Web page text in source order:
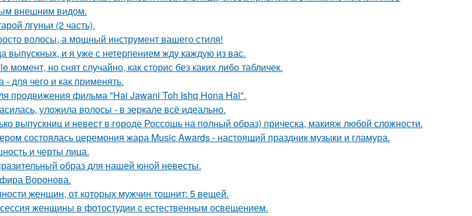
внешним видом.
лгуньи (2 часть).
волосы, а мощный инструмент вашего стиля!
выпускных, и я уже с нетерпением жду каждую из вас.
момент, но снят случайно, как сторис без каких либо табличек.
- для чего и как применять.
продвижения фильма "Hai Jawani Toh Ishq Hona Hai".
уложила волосы - в зеркале всё идеально.
выпускниц и невест в городе Россошь на полный образ) прическа, макияж любой сложности.
состоялась церемония жара Music Awards - настоящий праздник музыки и гламура.
и черты лица.
образ для нашей юной невесты.
Воронова.
женщин, от которых мужчин тошнит: 5 вещей.
женщины в фотостудии c естественным освещением.